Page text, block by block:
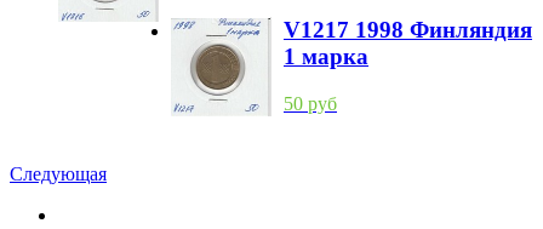
V1217 1998 Финляндия
1 марка
50 руб
Следующая